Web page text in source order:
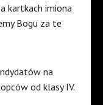
kartkach imiona
Bogu za te
na
od klasy IV.